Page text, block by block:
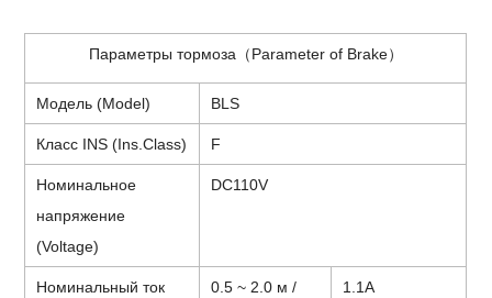
Параметры тормоза（Parameter of Brake）
Модель (Model) BLS
Класс INS (Ins.Class) F
Номинальное
напряжение
(Voltage)
DC110V
Номинальный ток
0.5 ~ 2.0 м /
1.1А